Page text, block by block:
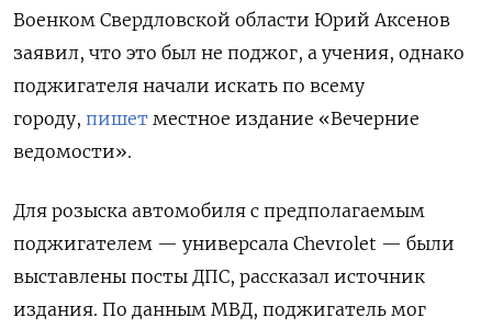
Военком Свердловской области Юрий Аксенов
заявил, что это был не поджог, а учения, однако
поджигателя начали искать по всему
городу, пишет местное издание «Вечерние
ведомости».
Для розыска автомобиля с предполагаемым
поджигателем — универсала Chevrolet — были
выставлены посты ДПС, рассказал источник
издания. По данным МВД, поджигатель мог